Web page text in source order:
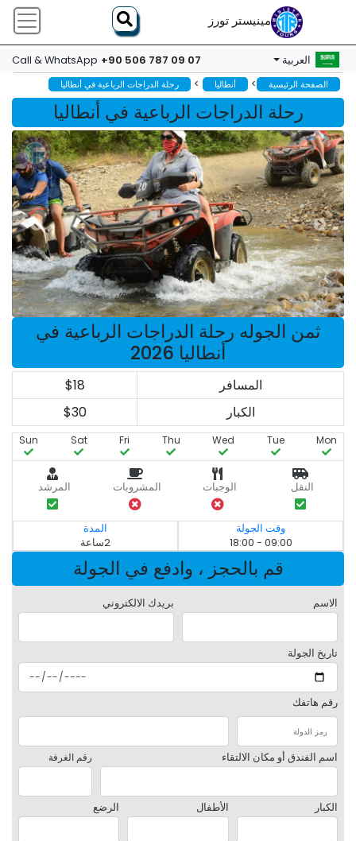
مينيستر تورز
العربية Call & WhatsApp +90 506 787 09 07
الصفحة الرئيسية > أنطاليا > رحلة الدراجات الرباعية في أنطاليا
رحلة الدراجات الرباعية في أنطاليا
ثمن الجوله رحلة الدراجات الرباعية في
أنطاليا 2026
المسافر
$18
الكبار
$30
Mon
Tue
Wed
Thu
Fri
Sat
Sun
النقل الوجبات المشروبات المرشد
وقت الجولة
09:00 - 18:00
المدة
2ساعة
قم بالحجز ، وادفع في الجولة
الاسم بريدك الالكتروني
تاريخ الجولة
رقم هاتفك
اسم الفندق أو مكان الالتقاء رقم الغرفة
الكبار الأطفال الرضع